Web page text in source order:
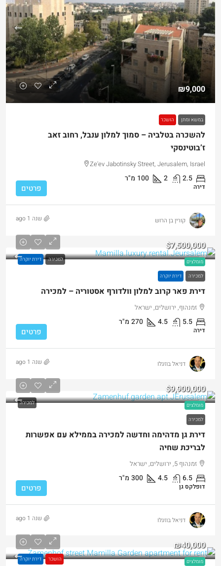
₪9,000
במשא ומתן הושכר
להשכרה בטלביה – סמוך למלון ענבל, רחוב זאב
ז’בוטינסקי
Ze'ev Jabotinsky Street, Jerusalem, Israel
2.5
2
100 מ"ר
דירה פרטים
קורין בן הרוש שנה 1 ago
מומלצים למכירה דירת יוקרה
$7,500,000
למכירה דירת יוקרה
דירת פאר קרוב למלון וולדורף אסטוריה – למכירה
זמנהוף, ירושלים, ישראל
5.5
4.5
270 מ"ר
דירה פרטים
דניאל בוזגלו שנה 1 ago
מומלצים למכירה
$9,900,000
למכירה
דירת גן מדהימה וחדשה למכירה בממילא עם אפשרות
לבריכת שחיה
זמנהוף 5, ירושלים, ישראל
6.5
4.5
300 מ"ר
דופלקס גן פרטים
דניאל בוזגלו שנה 1 ago
מומלצים הושכר דירת יוקרה
₪40,000